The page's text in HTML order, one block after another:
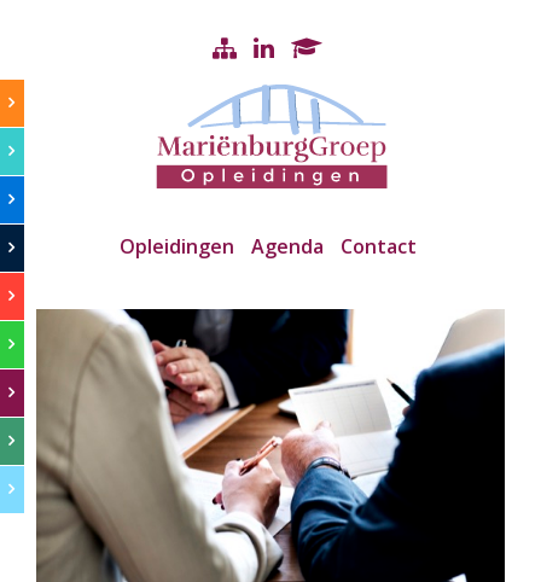
Opleidingen Agenda Contact